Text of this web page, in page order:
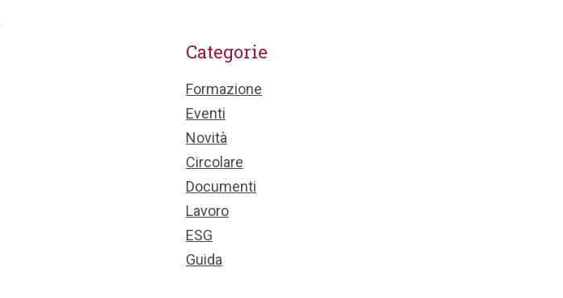
Categorie
Formazione
Eventi
Novità
Circolare
Documenti
Lavoro
ESG
Guida